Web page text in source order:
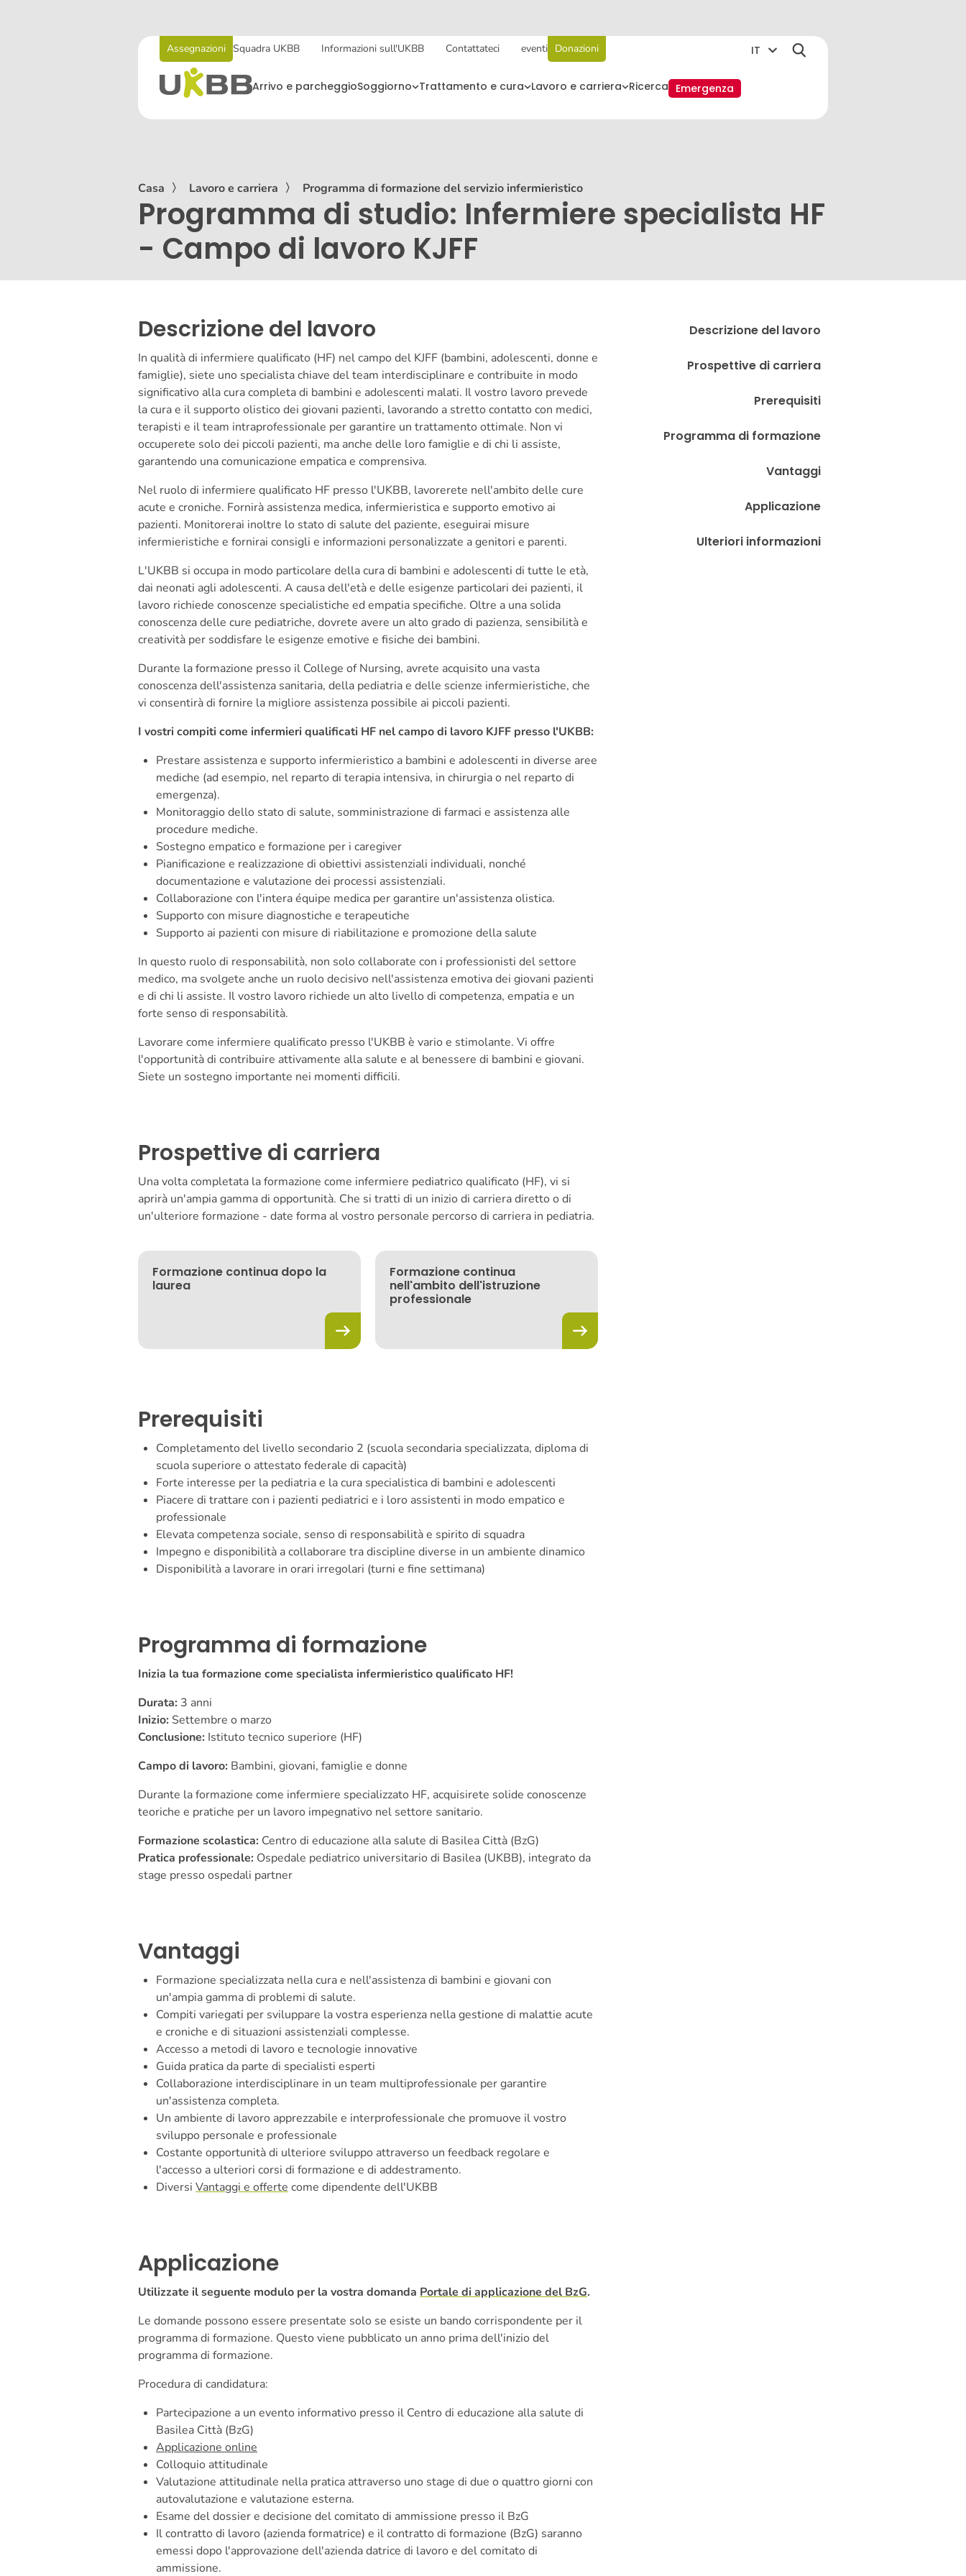
Assegnazioni Squadra UKBB Informazioni sull'UKBB Contattateci eventi Donazioni IT
Arrivo e parcheggioSoggiorno Trattamento e cura Lavoro e carriera Ricerca Emergenza
Casa 〉 Lavoro e carriera 〉 Programma di formazione del servizio infermieristico
Programma di studio: Infermiere specialista HF
- Campo di lavoro KJFF
Descrizione del lavoro
In qualità di infermiere qualificato (HF) nel campo del KJFF (bambini, adolescenti, donne e
famiglie), siete uno specialista chiave del team interdisciplinare e contribuite in modo
significativo alla cura completa di bambini e adolescenti malati. Il vostro lavoro prevede
la cura e il supporto olistico dei giovani pazienti, lavorando a stretto contatto con medici,
terapisti e il team intraprofessionale per garantire un trattamento ottimale. Non vi
occuperete solo dei piccoli pazienti, ma anche delle loro famiglie e di chi li assiste,
garantendo una comunicazione empatica e comprensiva.
Nel ruolo di infermiere qualificato HF presso l'UKBB, lavorerete nell'ambito delle cure
acute e croniche. Fornirà assistenza medica, infermieristica e supporto emotivo ai
pazienti. Monitorerai inoltre lo stato di salute del paziente, eseguirai misure
infermieristiche e fornirai consigli e informazioni personalizzate a genitori e parenti.
L'UKBB si occupa in modo particolare della cura di bambini e adolescenti di tutte le età,
dai neonati agli adolescenti. A causa dell'età e delle esigenze particolari dei pazienti, il
lavoro richiede conoscenze specialistiche ed empatia specifiche. Oltre a una solida
conoscenza delle cure pediatriche, dovrete avere un alto grado di pazienza, sensibilità e
creatività per soddisfare le esigenze emotive e fisiche dei bambini.
Durante la formazione presso il College of Nursing, avrete acquisito una vasta
conoscenza dell'assistenza sanitaria, della pediatria e delle scienze infermieristiche, che
vi consentirà di fornire la migliore assistenza possibile ai piccoli pazienti.
I vostri compiti come infermieri qualificati HF nel campo di lavoro KJFF presso l'UKBB:
Prestare assistenza e supporto infermieristico a bambini e adolescenti in diverse aree
mediche (ad esempio, nel reparto di terapia intensiva, in chirurgia o nel reparto di
emergenza).
Monitoraggio dello stato di salute, somministrazione di farmaci e assistenza alle
procedure mediche.
Sostegno empatico e formazione per i caregiver
Pianificazione e realizzazione di obiettivi assistenziali individuali, nonché
documentazione e valutazione dei processi assistenziali.
Collaborazione con l'intera équipe medica per garantire un'assistenza olistica.
Supporto con misure diagnostiche e terapeutiche
Supporto ai pazienti con misure di riabilitazione e promozione della salute
In questo ruolo di responsabilità, non solo collaborate con i professionisti del settore
medico, ma svolgete anche un ruolo decisivo nell'assistenza emotiva dei giovani pazienti
e di chi li assiste. Il vostro lavoro richiede un alto livello di competenza, empatia e un
forte senso di responsabilità.
Lavorare come infermiere qualificato presso l'UKBB è vario e stimolante. Vi offre
l'opportunità di contribuire attivamente alla salute e al benessere di bambini e giovani.
Siete un sostegno importante nei momenti difficili.
Prospettive di carriera
Una volta completata la formazione come infermiere pediatrico qualificato (HF), vi si
aprirà un'ampia gamma di opportunità. Che si tratti di un inizio di carriera diretto o di
un'ulteriore formazione - date forma al vostro personale percorso di carriera in pediatria.
Formazione continua dopo la
laurea
Formazione continua
nell'ambito dell'istruzione
professionale
Prerequisiti
Completamento del livello secondario 2 (scuola secondaria specializzata, diploma di
scuola superiore o attestato federale di capacità)
Forte interesse per la pediatria e la cura specialistica di bambini e adolescenti
Piacere di trattare con i pazienti pediatrici e i loro assistenti in modo empatico e
professionale
Elevata competenza sociale, senso di responsabilità e spirito di squadra
Impegno e disponibilità a collaborare tra discipline diverse in un ambiente dinamico
Disponibilità a lavorare in orari irregolari (turni e fine settimana)
Programma di formazione
Inizia la tua formazione come specialista infermieristico qualificato HF!
Durata: 3 anni
Inizio: Settembre o marzo
Conclusione: Istituto tecnico superiore (HF)
Campo di lavoro: Bambini, giovani, famiglie e donne
Durante la formazione come infermiere specializzato HF, acquisirete solide conoscenze
teoriche e pratiche per un lavoro impegnativo nel settore sanitario.
Formazione scolastica: Centro di educazione alla salute di Basilea Città (BzG)
Pratica professionale: Ospedale pediatrico universitario di Basilea (UKBB), integrato da
stage presso ospedali partner
Vantaggi
Formazione specializzata nella cura e nell'assistenza di bambini e giovani con
un'ampia gamma di problemi di salute.
Compiti variegati per sviluppare la vostra esperienza nella gestione di malattie acute
e croniche e di situazioni assistenziali complesse.
Accesso a metodi di lavoro e tecnologie innovative
Guida pratica da parte di specialisti esperti
Collaborazione interdisciplinare in un team multiprofessionale per garantire
un'assistenza completa.
Un ambiente di lavoro apprezzabile e interprofessionale che promuove il vostro
sviluppo personale e professionale
Costante opportunità di ulteriore sviluppo attraverso un feedback regolare e
l'accesso a ulteriori corsi di formazione e di addestramento.
Diversi Vantaggi e offerte come dipendente dell'UKBB
Applicazione
Utilizzate il seguente modulo per la vostra domanda Portale di applicazione del BzG.
Le domande possono essere presentate solo se esiste un bando corrispondente per il
programma di formazione. Questo viene pubblicato un anno prima dell'inizio del
programma di formazione.
Procedura di candidatura:
Partecipazione a un evento informativo presso il Centro di educazione alla salute di
Basilea Città (BzG)
Applicazione online
Colloquio attitudinale
Valutazione attitudinale nella pratica attraverso uno stage di due o quattro giorni con
autovalutazione e valutazione esterna.
Esame del dossier e decisione del comitato di ammissione presso il BzG
Il contratto di lavoro (azienda formatrice) e il contratto di formazione (BzG) saranno
emessi dopo l'approvazione dell'azienda datrice di lavoro e del comitato di
ammissione.
Descrizione del lavoro
Prospettive di carriera
Prerequisiti
Programma di formazione
Vantaggi
Applicazione
Ulteriori informazioni